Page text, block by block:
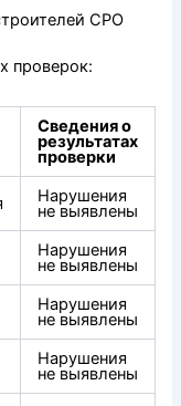
СРО
проверок:
Сведения о
результатах
проверки
Нарушения
не выявлены
Нарушения
не выявлены
Нарушения
не выявлены
Нарушения
не выявлены